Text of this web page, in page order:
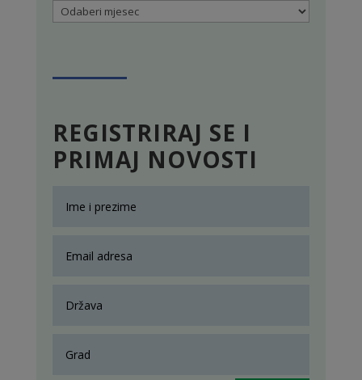
Arhiva
REGISTRIRAJ SE I
PRIMAJ NOVOSTI